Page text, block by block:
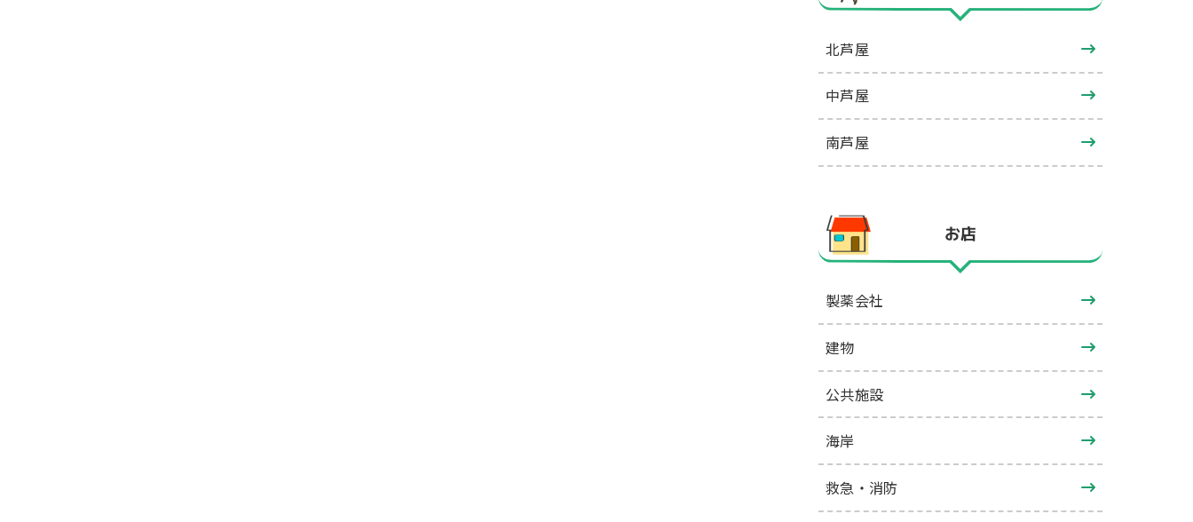
北芦屋
中芦屋
南芦屋
お店
製薬会社
建物
公共施設
海岸
救急・消防